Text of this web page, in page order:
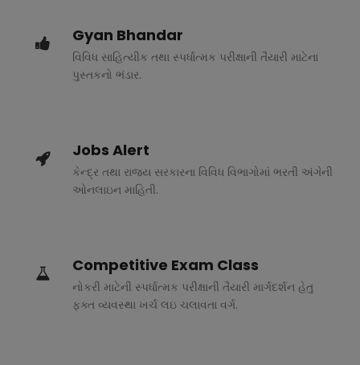
Gyan Bhandar
વિવિધ સાહિત્યીક તથા સ્પર્ધાત્મક પરીક્ષાની તૈયારી માટેના
પુસ્તકનો ભંડાર.
Jobs Alert
કેન્દ્ર તથા રાજ્ય સરકારના વિવિધ વિભાગોમાં ભરતી અંગેની
ઓનલાઇન માહિતી.
Competitive Exam Class
નોકરી માટેની સ્પર્ધાત્મક પરીક્ષાની તૈયારી માર્ગદર્શન હેતુ
ફક્ત વ્યવસ્થા ખર્ચ લઇ ચલાવતા વર્ગ.